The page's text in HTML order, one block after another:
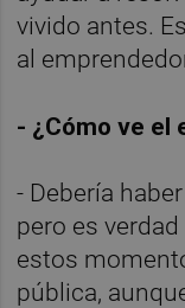
vivido antes.
al
- ¿Cómo ve el
- Debería
pero es
estos
pública,